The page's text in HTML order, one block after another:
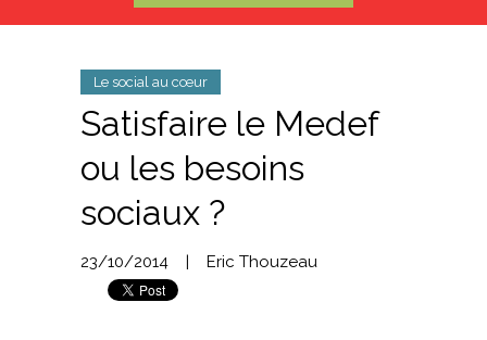
Le social au cœur
Satisfaire le Medef
ou les besoins
sociaux ?
23/10/2014 | Eric Thouzeau